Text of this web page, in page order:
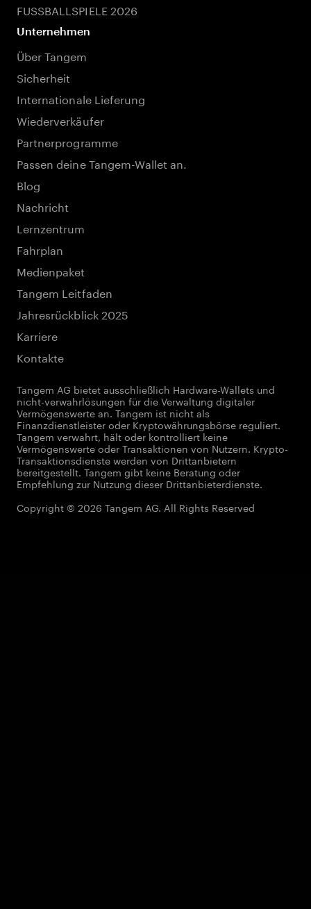
FUSSBALLSPIELE 2026
Unternehmen
Über Tangem
Sicherheit
Internationale Lieferung
Wiederverkäufer
Partnerprogramme
Passen deine Tangem-Wallet an.
Blog
Nachricht
Lernzentrum
Fahrplan
Medienpaket
Tangem Leitfaden
Jahresrückblick 2025
Karriere
Kontakte
Tangem AG bietet ausschließlich Hardware-Wallets und
nicht-verwahrlösungen für die Verwaltung digitaler
Vermögenswerte an. Tangem ist nicht als
Finanzdienstleister oder Kryptowährungsbörse reguliert.
Tangem verwahrt, hält oder kontrolliert keine
Vermögenswerte oder Transaktionen von Nutzern. Krypto-
Transaktionsdienste werden von Drittanbietern
bereitgestellt. Tangem gibt keine Beratung oder
Empfehlung zur Nutzung dieser Drittanbieterdienste.